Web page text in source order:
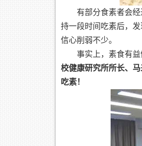
有部分食素者会
持一段时间吃素后，
信心削弱不少。
事实上，素食有
校健康研究所所长、
吃素！